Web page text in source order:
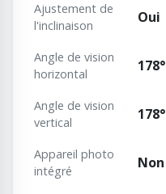
Ajustement de
l'inclinaison
Oui
Angle de vision
horizontal
178°
Angle de vision
vertical
178°
Appareil photo
intégré
Non